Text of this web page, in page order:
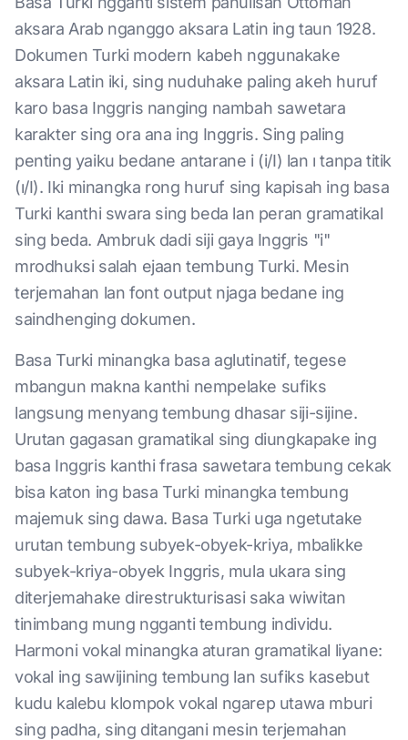
aksara Arab nganggo aksara Latin ing taun 1928.
Dokumen Turki modern kabeh nggunakake
aksara Latin iki, sing nuduhake paling akeh huruf
karo basa Inggris nanging nambah sawetara
karakter sing ora ana ing Inggris. Sing paling
penting yaiku bedane antarane i (i/I) lan ı tanpa titik
(ı/I). Iki minangka rong huruf sing kapisah ing basa
Turki kanthi swara sing beda lan peran gramatikal
sing beda. Ambruk dadi siji gaya Inggris "i"
mrodhuksi salah ejaan tembung Turki. Mesin
terjemahan lan font output njaga bedane ing
saindhenging dokumen.
Basa Turki minangka basa aglutinatif, tegese
mbangun makna kanthi nempelake sufiks
langsung menyang tembung dhasar siji-sijine.
Urutan gagasan gramatikal sing diungkapake ing
basa Inggris kanthi frasa sawetara tembung cekak
bisa katon ing basa Turki minangka tembung
majemuk sing dawa. Basa Turki uga ngetutake
urutan tembung subyek-obyek-kriya, mbalikke
subyek-kriya-obyek Inggris, mula ukara sing
diterjemahake direstrukturisasi saka wiwitan
tinimbang mung ngganti tembung individu.
Harmoni vokal minangka aturan gramatikal liyane:
vokal ing sawijining tembung lan sufiks kasebut
kudu kalebu klompok vokal ngarep utawa mburi
sing padha, sing ditangani mesin terjemahan